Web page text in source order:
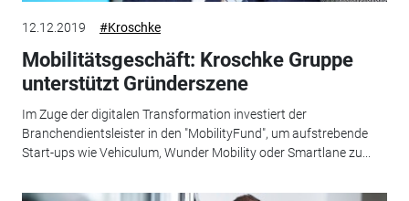
12.12.2019 #Kroschke
Mobilitätsgeschäft: Kroschke Gruppe
unterstützt Gründerszene
Im Zuge der digitalen Transformation investiert der
Branchendientsleister in den "MobilityFund", um aufstrebende
Start-ups wie Vehiculum, Wunder Mobility oder Smartlane zu...